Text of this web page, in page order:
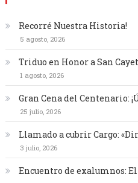
Recorré Nuestra Historia!
5 agosto, 2026
Triduo en Honor a San
1 agosto, 2026
Gran Cena del Centenario:
25 julio, 2026
Llamado a cubrir Cargo:
3 julio, 2026
Encuentro de exalumnos: